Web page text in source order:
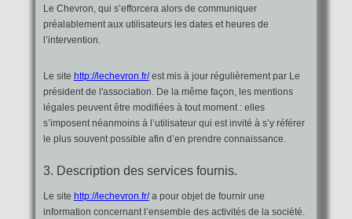
Le Chevron, qui s’efforcera alors de communiquer
préalablement aux utilisateurs les dates et heures de
l’intervention.
Le site http://lechevron.fr/est mis à jour régulièrement par Le
président de l'association. De la même façon, les mentions
légales peuvent être modifiées à tout moment : elles
s’imposent néanmoins à l’utilisateur qui est invité à s’y référer
le plus souvent possible afin d’en prendre connaissance.
3. Description des services fournis.
Le site http://lechevron.fr/a pour objet de fournir une
information concernant l’ensemble des activités de la société.